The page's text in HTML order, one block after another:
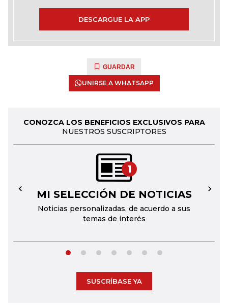
DESCARGUE LA APP
GUARDAR
UNIRSE A WHATSAPP
CONOZCA LOS BENEFICIOS EXCLUSIVOS PARA
NUESTROS SUSCRIPTORES
1
MI SELECCIÓN DE NOTICIAS
Noticias personalizadas, de acuerdo a sus
temas de interés
← →
SUSCRÍBASE YA